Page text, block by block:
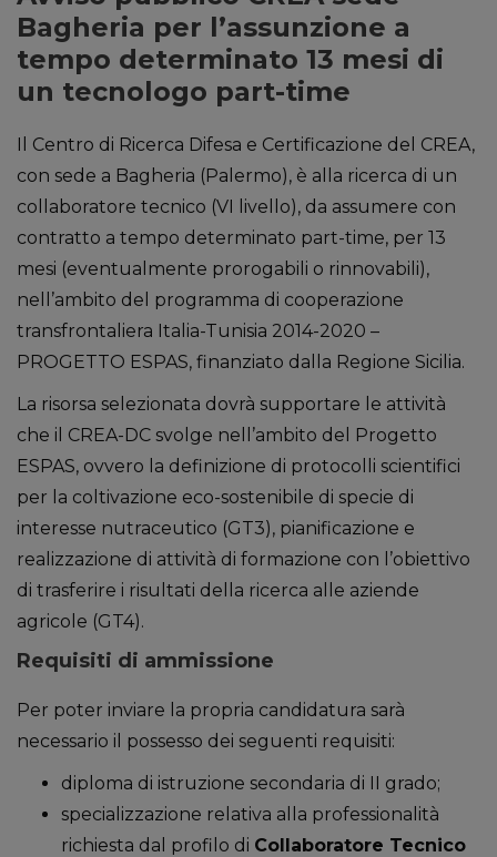
Bagheria per l’assunzione a
tempo determinato 13 mesi di
un tecnologo part-time
Il Centro di Ricerca Difesa e Certificazione del CREA,
con sede a Bagheria (Palermo), è alla ricerca di un
collaboratore tecnico (VI livello), da assumere con
contratto a tempo determinato part-time, per 13
mesi (eventualmente prorogabili o rinnovabili),
nell’ambito del programma di cooperazione
transfrontaliera Italia-Tunisia 2014-2020 –
PROGETTO ESPAS, finanziato dalla Regione Sicilia.
La risorsa selezionata dovrà supportare le attività
che il CREA-DC svolge nell’ambito del Progetto
ESPAS, ovvero la definizione di protocolli scientifici
per la coltivazione eco-sostenibile di specie di
interesse nutraceutico (GT3), pianificazione e
realizzazione di attività di formazione con l’obiettivo
di trasferire i risultati della ricerca alle aziende
agricole (GT4).
Requisiti di ammissione
Per poter inviare la propria candidatura sarà
necessario il possesso dei seguenti requisiti:
diploma di istruzione secondaria di II grado;
specializzazione relativa alla professionalità
richiesta dal profilo di Collaboratore Tecnico